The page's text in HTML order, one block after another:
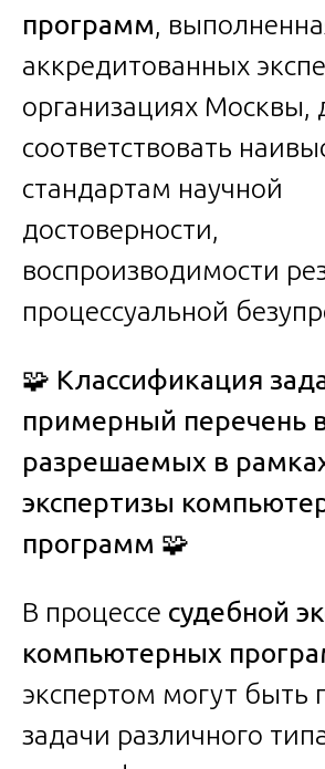
программ,
аккредитованных
организациях Москвы,
соответствовать
стандартам научной
достоверности,
воспроизводимости
процессуальной
🧩 Классификация
примерный перечень
разрешаемых в
экспертизы
программ 🧩
В процессе судебной
компьютерных
экспертом могут быть
задачи различного